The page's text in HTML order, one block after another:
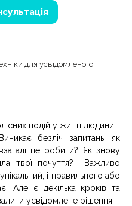
для усвідомленого
подій у житті людини, і
безліч запитань: як
це робити? Як знову
твої почуття? Важливо
і правильного або
Але є декілька кроків та
усвідомлене рішення.